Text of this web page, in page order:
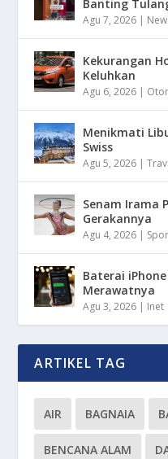
Banting
Agu 7, 2026 |
Kekurangan
Keluhkan
Agu 6, 2026 |
Menikmati
Swiss
Agu 5, 2026 |
Senam Irama
Gerakannya
Agu 4, 2026 |
Baterai
Merawatnya
Agu 3, 2026 | Inet
ARTIKEL TAG
AIR BAGNAIA
BENCANA ALAM